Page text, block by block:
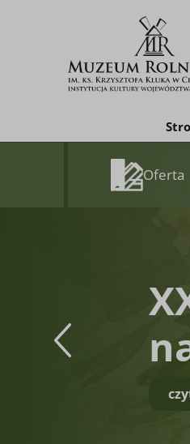
Oferta